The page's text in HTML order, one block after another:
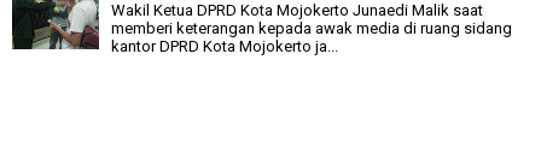
Wakil Ketua DPRD Kota Mojokerto Junaedi Malik saat
memberi keterangan kepada awak media di ruang sidang
kantor DPRD Kota Mojokerto ja...